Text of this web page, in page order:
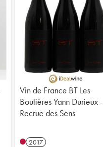
Vin de France BT Les
Boutières Yann Durieux -
Recrue des Sens
2017